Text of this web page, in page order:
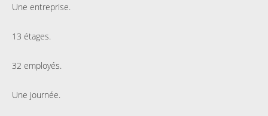
Une entreprise.
13 étages.
32 employés.
Une journée.